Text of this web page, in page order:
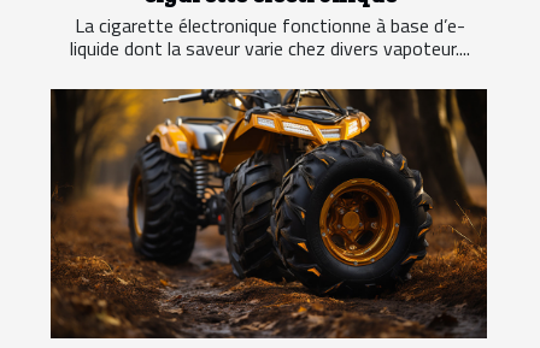
La cigarette électronique fonctionne à base d’e-
liquide dont la saveur varie chez divers vapoteur....